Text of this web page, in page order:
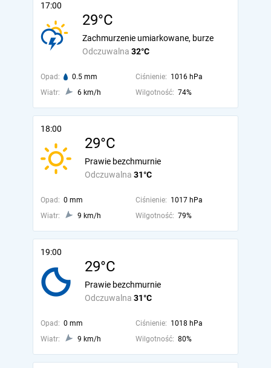
17:00
29°C
Odczuwalna 32°C
Zachmurzenie umiarkowane, burze
Opad: 0.5 mm Ciśnienie: 1016 hPa
Wiatr:
6 km/h Wilgotność: 74%
18:00
29°C
Odczuwalna 31°C
Prawie bezchmurnie
Opad: 0 mm Ciśnienie: 1017 hPa
Wiatr:
9 km/h Wilgotność: 79%
19:00
29°C
Odczuwalna 31°C
Prawie bezchmurnie
Opad: 0 mm Ciśnienie: 1018 hPa
Wiatr:
9 km/h Wilgotność: 80%